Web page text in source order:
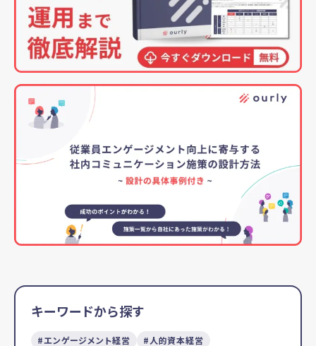
キーワードから探す
エンゲージメント経営
人的資本経営